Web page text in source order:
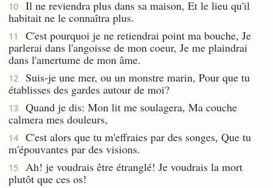
10
Il ne reviendra plus dans sa maison, Et le lieu qu'il
habitait ne le connaîtra plus.
11
C'est pourquoi je ne retiendrai point ma bouche, Je
parlerai dans l'angoisse de mon coeur, Je me plaindrai
dans l'amertume de mon âme.
12
Suis-je une mer, ou un monstre marin, Pour que tu
établisses des gardes autour de moi?
13
Quand je dis: Mon lit me soulagera, Ma couche
calmera mes douleurs,
14
C'est alors que tu m'effraies par des songes, Que tu
m'épouvantes par des visions.
15
Ah! je voudrais être étranglé! Je voudrais la mort
plutôt que ces os!